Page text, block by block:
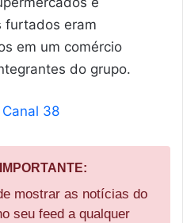
furtados eram
em um comércio
do grupo.
Canal 38
mostrar as notícias do
seu feed a qualquer